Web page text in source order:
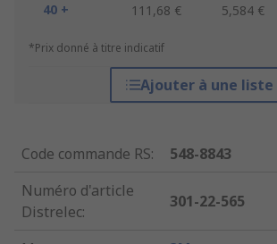
40 +
111,68 € 5,584 €
*Prix donné à titre indicatif
Ajouter à une liste
Code commande RS:
548-8843
Numéro d'article
Distrelec:
301-22-565